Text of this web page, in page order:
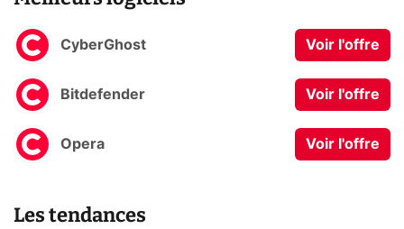
CyberGhost Voir l'offre
Bitdefender Voir l'offre
Opera Voir l'offre
Les tendances